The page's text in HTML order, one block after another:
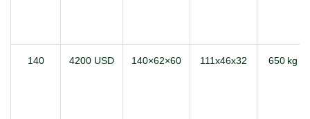
140 4200 USD 140×62×60 111x46x32 650 kg